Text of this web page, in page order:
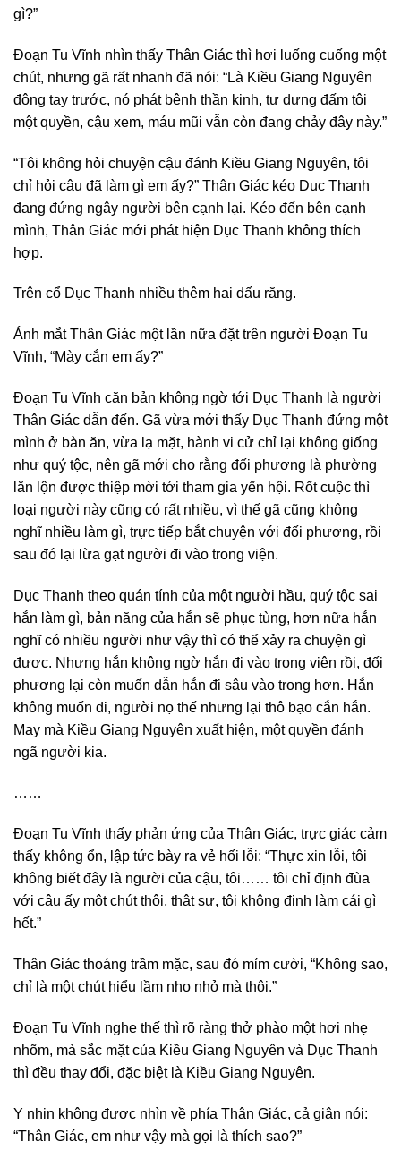
gì?”
Đoạn Tu Vĩnh nhìn thấy Thân Giác thì hơi luống cuống một
chút, nhưng gã rất nhanh đã nói: “Là Kiều Giang Nguyên
động tay trước, nó phát bệnh thần kinh, tự dưng đấm tôi
một quyền, cậu xem, máu mũi vẫn còn đang chảy đây này.”
“Tôi không hỏi chuyện cậu đánh Kiều Giang Nguyên, tôi
chỉ hỏi cậu đã làm gì em ấy?” Thân Giác kéo Dục Thanh
đang đứng ngây người bên cạnh lại. Kéo đến bên cạnh
mình, Thân Giác mới phát hiện Dục Thanh không thích
hợp.
Trên cổ Dục Thanh nhiều thêm hai dấu răng.
Ánh mắt Thân Giác một lần nữa đặt trên người Đoạn Tu
Vĩnh, “Mày cắn em ấy?”
Đoạn Tu Vĩnh căn bản không ngờ tới Dục Thanh là người
Thân Giác dẫn đến. Gã vừa mới thấy Dục Thanh đứng một
mình ở bàn ăn, vừa lạ mặt, hành vi cử chỉ lại không giống
như quý tộc, nên gã mới cho rằng đối phương là phường
lăn lộn được thiệp mời tới tham gia yến hội. Rốt cuộc thì
loại người này cũng có rất nhiều, vì thế gã cũng không
nghĩ nhiều làm gì, trực tiếp bắt chuyện với đối phương, rồi
sau đó lại lừa gạt người đi vào trong viện.
Dục Thanh theo quán tính của một người hầu, quý tộc sai
hắn làm gì, bản năng của hắn sẽ phục tùng, hơn nữa hắn
nghĩ có nhiều người như vậy thì có thể xảy ra chuyện gì
được. Nhưng hắn không ngờ hắn đi vào trong viện rồi, đối
phương lại còn muốn dẫn hắn đi sâu vào trong hơn. Hắn
không muốn đi, người nọ thế nhưng lại thô bạo cắn hắn.
May mà Kiều Giang Nguyên xuất hiện, một quyền đánh
ngã người kia.
……
Đoạn Tu Vĩnh thấy phản ứng của Thân Giác, trực giác cảm
thấy không ổn, lập tức bày ra vẻ hối lỗi: “Thực xin lỗi, tôi
không biết đây là người của cậu, tôi…… tôi chỉ định đùa
với cậu ấy một chút thôi, thật sự, tôi không định làm cái gì
hết.”
Thân Giác thoáng trầm mặc, sau đó mỉm cười, “Không sao,
chỉ là một chút hiểu lầm nho nhỏ mà thôi.”
Đoạn Tu Vĩnh nghe thế thì rõ ràng thở phào một hơi nhẹ
nhõm, mà sắc mặt của Kiều Giang Nguyên và Dục Thanh
thì đều thay đổi, đặc biệt là Kiều Giang Nguyên.
Y nhịn không được nhìn về phía Thân Giác, cả giận nói:
“Thân Giác, em như vậy mà gọi là thích sao?”